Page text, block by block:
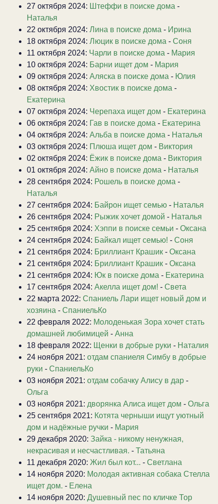
27 октября 2024: Штеффи в поиске дома -
Наталья
22 октября 2024: Лина в поиске дома - Ирина
18 октября 2024: Люцик в поиске дома - Соня
11 октября 2024: Чарли в поиске дома - Мария
10 октября 2024: Барни ищет дом - Мария
09 октября 2024: Аляска в поиске дома - Юлия
08 октября 2024: Хвостик в поиске дома -
Екатерина
07 октября 2024: Черепаха ищет дом - Екатерина
06 октября 2024: Гав в поиске дома - Екатерина
04 октября 2024: Альба в поиске дома - Наталья
03 октября 2024: Плюша ищет дом - Виктория
02 октября 2024: Ёжик в поиске дома - Виктория
01 октября 2024: Айно в поиске дома - Наталья
28 сентября 2024: Рошель в поиске дома -
Наталья
27 сентября 2024: Байрон ищет семью - Наталья
26 сентября 2024: Рыжик хочет домой - Наталья
25 сентября 2024: Хэппи в поиске семьи - Оксана
24 сентября 2024: Байкал ищет семью! - Соня
21 сентября 2024: Бриллиант Крашик - Оксана
21 сентября 2024: Бриллиант Крашик - Оксана
21 сентября 2024: Юк в поиске дома - Екатерина
17 сентября 2024: Акелла ищет дом! - Света
22 марта 2022: Спаниель Лари ищет новый дом и
хозяина - СпаниельКо
22 февраля 2022: Молоденькая Зора хочет стать
домашней любимицей - Анна
18 февраля 2022: Щенки в добрые руки - Наталия
24 ноября 2021: отдам спаниеля Симбу в добрые
руки - СпаниельКо
03 ноября 2021: отдам собачку Алису в дар -
Ольга
03 ноября 2021: дворянка Алиса ищет дом - Ольга
25 сентября 2021: Котята черныши ищут уютный
дом и надёжные ручки - Мария
29 декабря 2020: Зайка - никому ненужная,
некрасивая и несчастливая. - Татьяна
11 декабря 2020: Жил был кот... - Светлана
14 ноября 2020: Молодая активная собака Стелла
ищет дом. - Елена
14 ноября 2020: Душевный пес по кличке Тор